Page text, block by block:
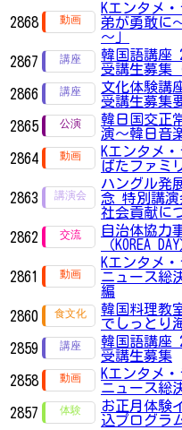
2868
Kエンタメ
弟が勇敢に
～」
2867
韓国語講座
受講生募集
2866
文化体験講
受講生募集
2865
韓日国交正
演〜韓日音
2864
Kエンタメ
ばたファミ
2863
ハングル発
念 特別講演
社会貢献に
2862
自治体協力
（KOREA
2861
Kエンタメ
ニュース総
編
2860
韓国料理教
でしっとり
2859
韓国語講座
受講生募集
2858
Kエンタメ
ニュース総
2857
お正月体験
込プログラ